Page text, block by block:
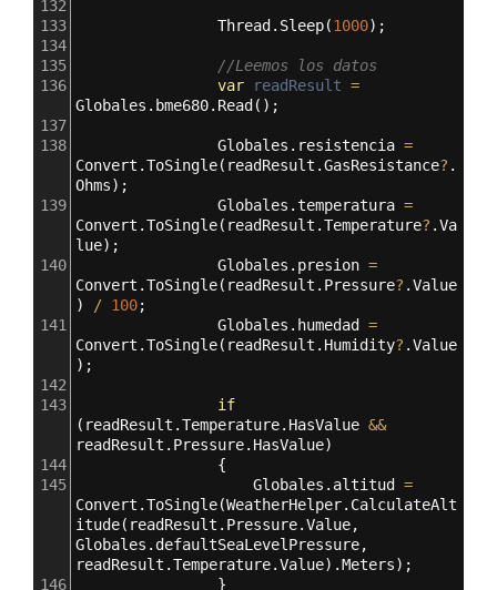
132
133
Thread . Sleep(1000);
134
135
//Leemos los datos
136
var readResult =
Globales . bme680. Read ();
137
138
Globales . resistencia =
Convert .ToSingle( readResult .GasResistance? .
Ohms);
139
Globales .temperatura =
Convert .ToSingle( readResult .Temperature? .Va
lue);
140
Globales . presion =
Convert .ToSingle( readResult . Pressure? .Value
) / 100;
141
Globales . humedad
=
Convert .ToSingle( readResult . Humidity? .Value
);
142
143
if
( readResult .Temperature. HasValue &&
readResult . Pressure. HasValue)
144
{
145
Globales . altitud
=
Convert .ToSingle(WeatherHelper. CalculateAlt
itude( readResult . Pressure.Value
Globales . defaultSeaLevelPressure
readResult .Temperature.Value).Meters);
146
}